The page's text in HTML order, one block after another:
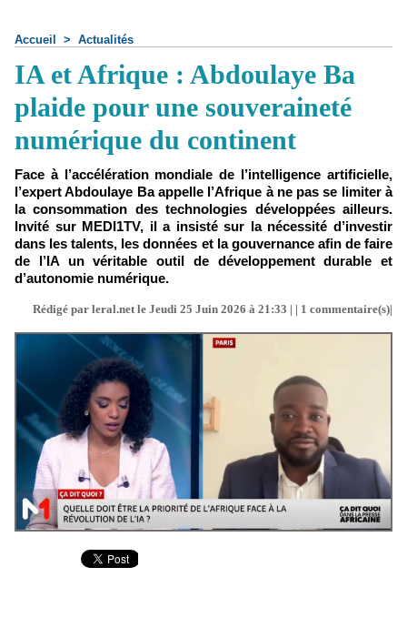
Accueil > Actualités
IA et Afrique : Abdoulaye Ba
plaide pour une souveraineté
numérique du continent
Face à l’accélération mondiale de l’intelligence artificielle,
l’expert Abdoulaye Ba appelle l’Afrique à ne pas se limiter à
la consommation des technologies développées ailleurs.
Invité sur MEDI1TV, il a insisté sur la nécessité d’investir
dans les talents, les données et la gouvernance afin de faire
de l’IA un véritable outil de développement durable et
d’autonomie numérique.
Rédigé par leral.net le Jeudi 25 Juin 2026 à 21:33 | | 1 commentaire(s)|